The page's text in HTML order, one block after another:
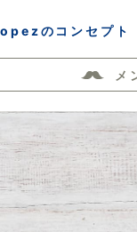
のコンセプト
メ